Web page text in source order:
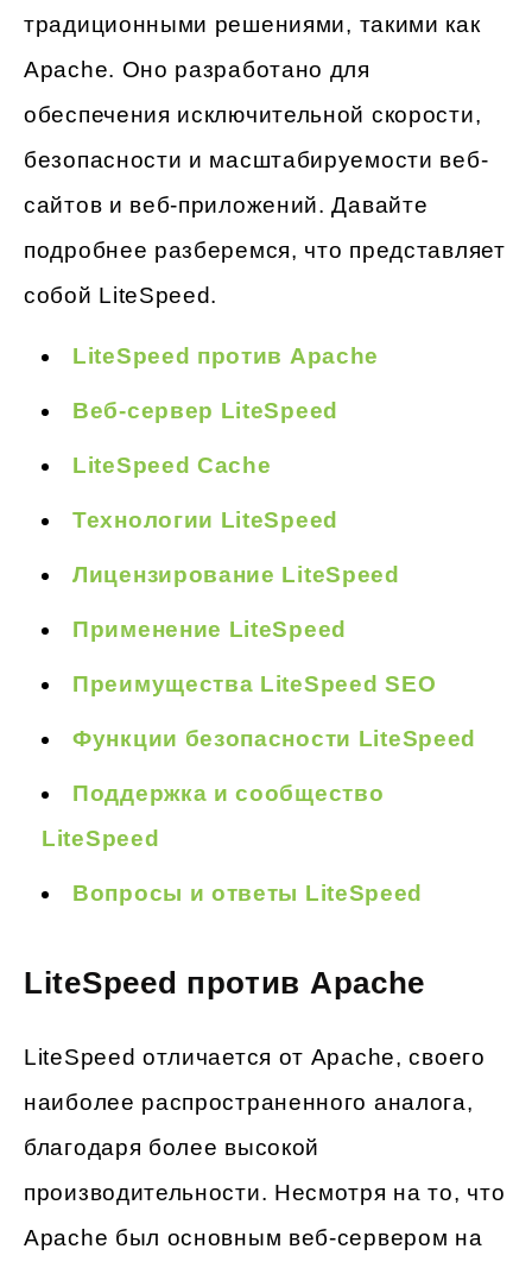
традиционными решениями, такими как
Apache. Оно разработано для
обеспечения исключительной скорости,
безопасности и масштабируемости веб-
сайтов и веб-приложений. Давайте
подробнее разберемся, что представляет
собой LiteSpeed.
LiteSpeed против Apache
Веб-сервер LiteSpeed
LiteSpeed Cache
Технологии LiteSpeed
Лицензирование LiteSpeed
Применение LiteSpeed
Преимущества LiteSpeed SEO
Функции безопасности LiteSpeed
Поддержка и сообщество
LiteSpeed
Вопросы и ответы LiteSpeed
LiteSpeed против Apache
LiteSpeed отличается от Apache, своего
наиболее распространенного аналога,
благодаря более высокой
производительности. Несмотря на то, что
Apache был основным веб-сервером на